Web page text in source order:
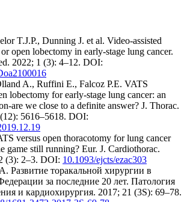
T.J.P., Dunning J. et al. Video-assisted
open lobectomy in early-stage lung cancer.
2022; 1 (3): 4–12. DOI:
A., Ruffini E., Falcoz P.E. VATS
lobectomy for early-stage lung cancer: an
are we close to a definite answer? J. Thorac.
5616–5618. DOI:
versus open thoracotomy for lung cancer
game still running? Eur. J. Cardiothorac.
(3): 2–3. DOI: 10.1093/ejcts/ezac303
Развитие торакальной хирургии в
за последние 20 лет. Патология
и кардиохирургия. 2017; 21 (3S): 69–78.